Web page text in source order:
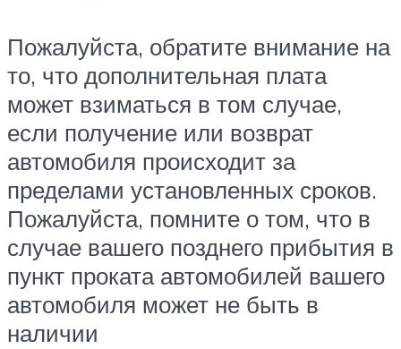
Пожалуйста, обратите внимание на
то, что дополнительная плата
может взиматься в том случае,
если получение или возврат
автомобиля происходит за
пределами установленных сроков.
Пожалуйста, помните о том, что в
случае вашего позднего прибытия в
пункт проката автомобилей вашего
автомобиля может не быть в
наличии